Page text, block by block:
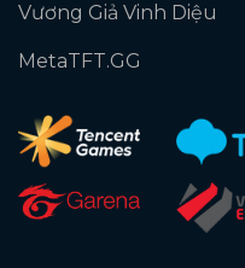
Vương Giả Vinh Diệu
MetaTFT.GG